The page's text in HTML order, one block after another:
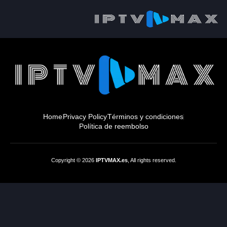
HomePrivacy PolicyTérminos y condiciones
Política de reembolso
Copyright © 2026 IPTVMAX.es, All rights reserved.